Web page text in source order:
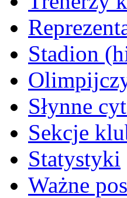
Stadion
Słynne
Sekcje
Statystyki
Ważne